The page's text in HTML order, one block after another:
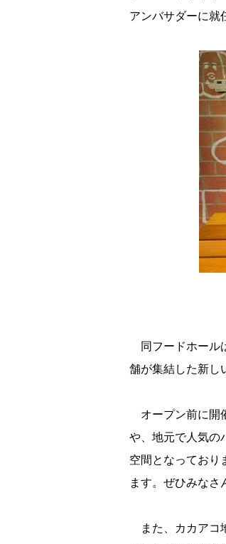
アンバサダーに就
同フードホール
舗が集結した新し
オープン前に開
、地元で人気の
空間となっており
ます。ぜひみなさ
また、カカアコ